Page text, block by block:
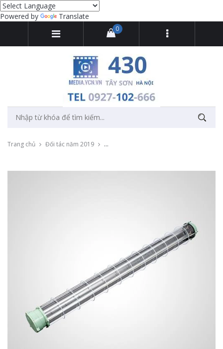
Powered by Translate
0
Trang chủ Đối tác năm 2019 Chụp ảnh sản phẩm đèn led chiếu sáng